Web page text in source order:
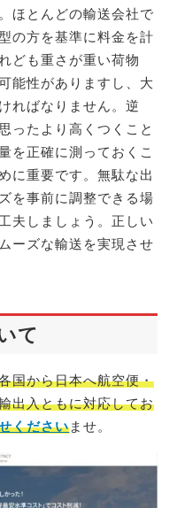
ほとんどの輸送会社で
の方を基準に料金を計
ども重さが重い荷物
能性がありますし、大
ればなりません。逆
ったより高くつくこと
を正確に測っておくこ
に重要です。無駄な出
を事前に調整できる場
夫しましょう。正しい
ーズな輸送を実現させ
て
国から日本へ航空便・
出入ともに対応してお
くださいませ。